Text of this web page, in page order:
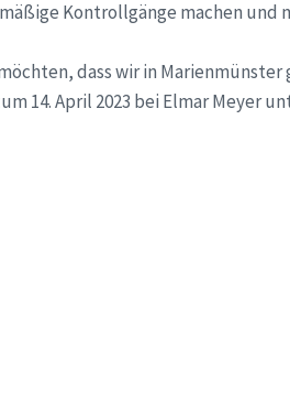
Kontrollgänge machen und
dass wir in
14. April 2023 bei Elmar Meyer